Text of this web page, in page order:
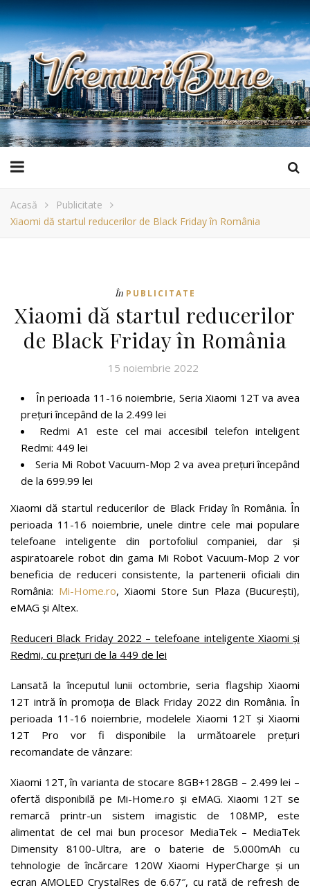
Acasă
Publicitate
Xiaomi dă startul reducerilor de Black Friday în România
În PUBLICITATE
Xiaomi dă startul reducerilor
de Black Friday în România
15 noiembrie 2022
În perioada 11-16 noiembrie, Seria Xiaomi 12T va avea
prețuri începând de la 2.499 lei
Redmi A1 este cel mai accesibil telefon inteligent
Redmi: 449 lei
Seria Mi Robot Vacuum-Mop 2 va avea prețuri începând
de la 699.99 lei
Xiaomi dă startul reducerilor de Black Friday în România. În
perioada 11-16 noiembrie, unele dintre cele mai populare
telefoane inteligente din portofoliul companiei, dar și
aspiratoarele robot din gama Mi Robot Vacuum-Mop 2 vor
beneficia de reduceri consistente, la partenerii oficiali din
România: Mi-Home.ro, Xiaomi Store Sun Plaza (București),
eMAG și Altex.
Reduceri Black Friday 2022 – telefoane inteligente Xiaomi și
Redmi, cu prețuri de la 449 de lei
Lansată la începutul lunii octombrie, seria flagship Xiaomi
12T intră în promoția de Black Friday 2022 din România. În
perioada 11-16 noiembrie, modelele Xiaomi 12T și Xiaomi
12T Pro vor fi disponibile la următoarele prețuri
recomandate de vânzare:
Xiaomi 12T, în varianta de stocare 8GB+128GB – 2.499 lei –
ofertă disponibilă pe Mi-Home.ro și eMAG. Xiaomi 12T se
remarcă printr-un sistem imagistic de 108MP, este
alimentat de cel mai bun procesor MediaTek – MediaTek
Dimensity 8100-Ultra, are o baterie de 5.000mAh cu
tehnologie de încărcare 120W Xiaomi HyperCharge și un
ecran AMOLED CrystalRes de 6.67″, cu rată de refresh de